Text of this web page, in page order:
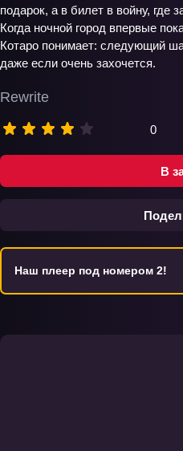
В
Rewrite
0
подарок, а в билет в войну, где
Когда ночной город впервые
Котаро понимает: следующий
даже если очень захочется.
Наш плеер под номером 2!